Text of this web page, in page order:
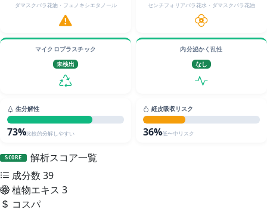
ダマスクバラ花油・フェノキシエタノール センチフォリアバラ花水・ダマスクバラ花油
マイクロプラスチック
未検出
内分泌かく乱性
なし
生分解性
73%比較的分解しやすい
経皮吸収リスク
36%低〜中リスク
SCORE
解析スコア一覧
成分数 39
植物エキス 3
コスパ